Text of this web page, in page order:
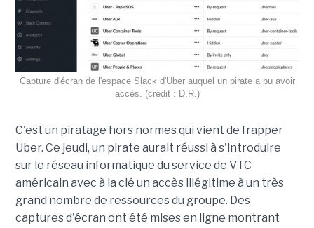
Capture d'écran de l'espace Slack d'Uber auquel un pirate a pu avoir
accès. (crédit : D.R.)
C'est un piratage hors normes qui vient de frapper
Uber. Ce jeudi, un pirate aurait réussi à s'introduire
sur le réseau informatique du service de VTC
américain avec à la clé un accès illégitime à un très
grand nombre de ressources du groupe. Des
captures d'écran ont été mises en ligne montrant